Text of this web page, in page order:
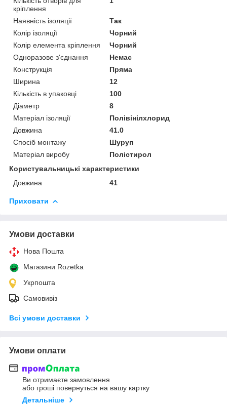
кріплення
Наявність ізоляції
Так
Колір ізоляції
Чорний
Колір елемента кріплення
Чорний
Одноразове з'єднання
Немає
Конструкція
Пряма
Ширина
12
Кількість в упаковці
100
Діаметр
8
Матеріал ізоляції
Полівінілхлорид
Довжина
41.0
Спосіб монтажу
Шуруп
Матеріал виробу
Полістирол
Користувальницькі характеристики
Довжина
41
Приховати
Умови доставки
Нова Пошта
Магазини Rozetka
Укрпошта
Самовивіз
Всі умови доставки
Умови оплати
Ви отримаєте замовлення
або гроші повернуться на вашу картку
Детальніше